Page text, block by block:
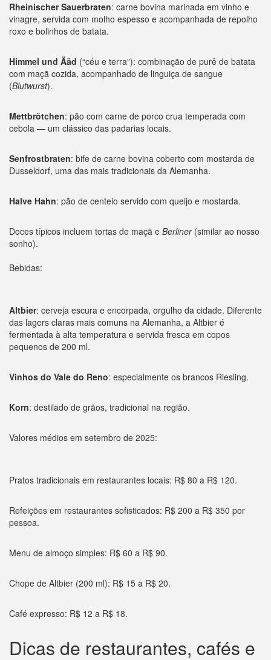
Rheinischer Sauerbraten: carne bovina marinada em vinho e
vinagre, servida com molho espesso e acompanhada de repolho
roxo e bolinhos de batata.
Himmel und Ääd (“céu e terra”): combinação de purê de batata
com maçã cozida, acompanhado de linguiça de sangue
(Blutwurst).
Mettbrötchen: pão com carne de porco crua temperada com
cebola — um clássico das padarias locais.
Senfrostbraten: bife de carne bovina coberto com mostarda de
Dusseldorf, uma das mais tradicionais da Alemanha.
Halve Hahn: pão de centeio servido com queijo e mostarda.
Doces típicos incluem tortas de maçã e Berliner(similar ao nosso
sonho).
Bebidas:
Altbier: cerveja escura e encorpada, orgulho da cidade. Diferente
das lagers claras mais comuns na Alemanha, a Altbier é
fermentada à alta temperatura e servida fresca em copos
pequenos de 200 ml.
Vinhos do Vale do Reno: especialmente os brancos Riesling.
Korn: destilado de grãos, tradicional na região.
Valores médios em setembro de 2025:
Pratos tradicionais em restaurantes locais: R$ 80 a R$ 120.
Refeições em restaurantes sofisticados: R$ 200 a R$ 350 por
pessoa.
Menu de almoço simples: R$ 60 a R$ 90.
Chope de Altbier (200 ml): R$ 15 a R$ 20.
Café expresso: R$ 12 a R$ 18.
Dicas de restaurantes, cafés e